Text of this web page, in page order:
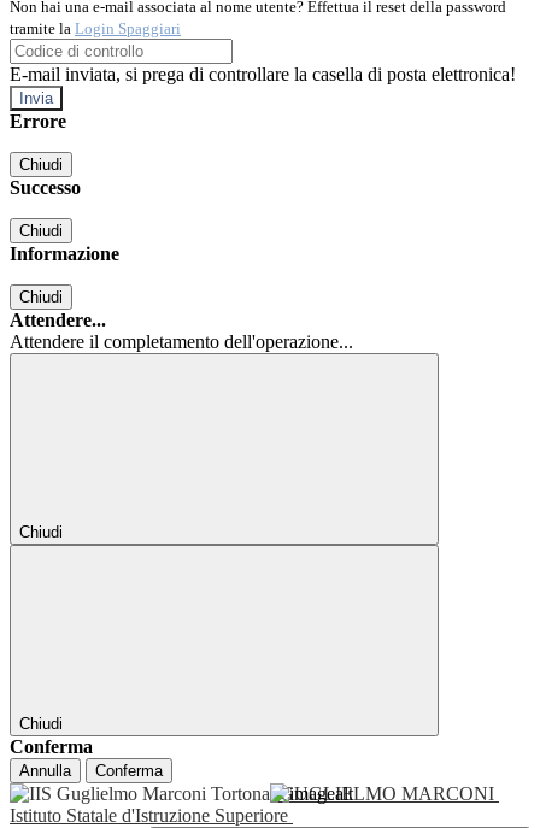
Non hai una e-mail associata al nome utente? Effettua il reset della password
tramite la Login Spaggiari
E-mail inviata, si prega di controllare la casella di posta elettronica!
Errore
Chiudi
Successo
Chiudi
Informazione
Chiudi
Attendere...
Attendere il completamento dell'operazione...
Chiudi
Chiudi
Conferma
Annulla Conferma
GUGLIELMO MARCONI
Istituto Statale d'Istruzione Superiore